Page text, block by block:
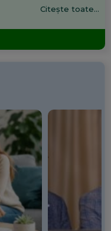
Citește toate...